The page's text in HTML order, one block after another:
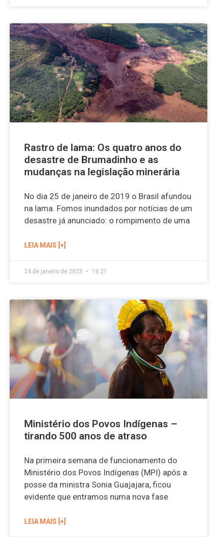
Rastro de lama: Os quatro anos do
desastre de Brumadinho e as
mudanças na legislação minerária
No dia 25 de janeiro de 2019 o Brasil afundou
na lama. Fomos inundados por notícias de um
desastre já anunciado: o rompimento de uma
LEIA MAIS [+]
24 de janeiro de 2023 16:21
Ministério dos Povos Indígenas –
tirando 500 anos de atraso
Na primeira semana de funcionamento do
Ministério dos Povos Indígenas (MPI) após a
posse da ministra Sonia Guajajara, ficou
evidente que entramos numa nova fase
LEIA MAIS [+]